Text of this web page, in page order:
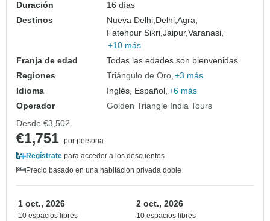
Duración
16 días
Destinos
Nueva Delhi, Delhi,Agra,
Fatehpur Sikri,Jaipur,Varanasi,
+10 más
Franja de edad
Todas las edades son bienvenidas
Regiones
Triángulo de Oro +3 más
Idioma
Inglés, Español, +6 más
Operador
Golden Triangle India Tours
Desde €3,502
€1,751 por persona
Regístrate para acceder a los descuentos
Precio basado en una habitación privada doble
1 oct., 2026
10 espacios libres
2 oct., 2026
10 espacios libres